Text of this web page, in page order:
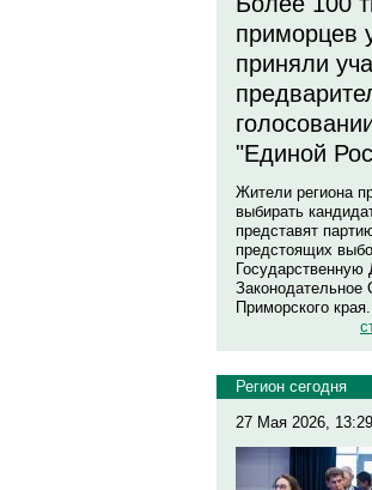
приморцев
приняли
"Единой
Жители региона
выбирать
представят
предстоящих
Государственную
Законодательное
Приморского края.
Регион сегодня
27 Мая 2026, 13:29